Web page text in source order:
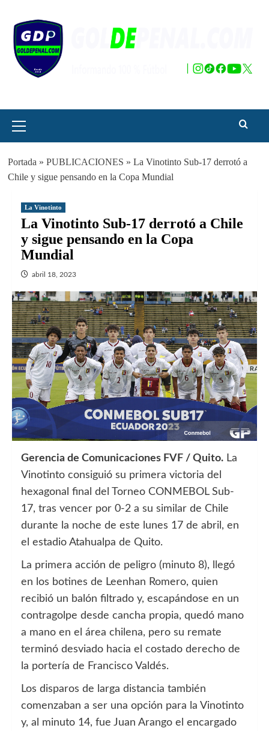
contenido
principal
Portada » PUBLICACIONES » La Vinotinto Sub-17 derrotó a
Chile y sigue pensando en la Copa Mundial
La Vinotinto
La Vinotinto Sub-17 derrotó a Chile
y sigue pensando en la Copa
Mundial
abril 18, 2023
Gerencia de Comunicaciones FVF / Quito. La
Vinotinto consiguió su primera victoria del
hexagonal final del Torneo CONMEBOL Sub-
17, tras vencer por 0-2 a su similar de Chile
durante la noche de este lunes 17 de abril, en
el estadio Atahualpa de Quito.
La primera acción de peligro (minuto 8), llegó
en los botines de Leenhan Romero, quien
recibió un balón filtrado y, escapándose en un
contragolpe desde cancha propia, quedó mano
a mano en el área chilena, pero su remate
terminó desviado hacia el costado derecho de
la portería de Francisco Valdés.
Los disparos de larga distancia también
comenzaban a ser una opción para la Vinotinto
y, al minuto 14, fue Juan Arango el encargado